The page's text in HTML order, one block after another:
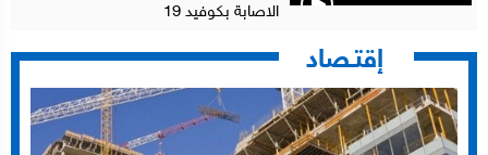
الاصابة بكوفيد 19
إقتـصاد